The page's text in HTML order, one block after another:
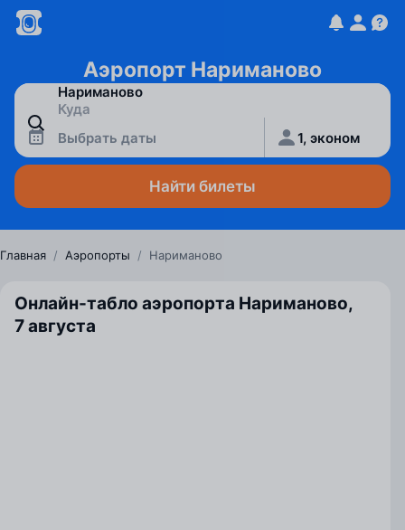
Аэропорт Нариманово
Выбрать даты 1, эконом
Найти билеты
Главная / Аэропорты / Нариманово
Онлайн-табло аэропорта Нариманово,
7 августа